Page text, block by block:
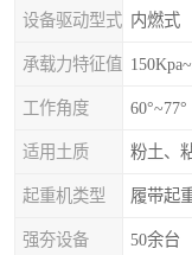
设备驱动型式 内燃式
承载力特征值
工作角度 60°~77°
适用土质 粉土、
起重机类型 履带起
强夯设备 50余台